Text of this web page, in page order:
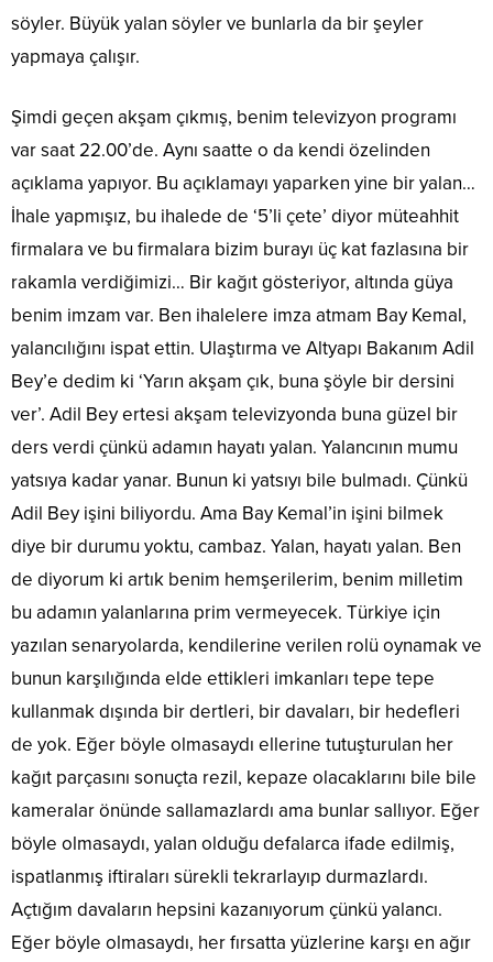
söyler. Büyük yalan söyler ve bunlarla da bir şeyler
yapmaya çalışır.
Şimdi geçen akşam çıkmış, benim televizyon programı
var saat 22.00’de. Aynı saatte o da kendi özelinden
açıklama yapıyor. Bu açıklamayı yaparken yine bir yalan…
İhale yapmışız, bu ihalede de ‘5’li çete’ diyor müteahhit
firmalara ve bu firmalara bizim burayı üç kat fazlasına bir
rakamla verdiğimizi… Bir kağıt gösteriyor, altında güya
benim imzam var. Ben ihalelere imza atmam Bay Kemal,
yalancılığını ispat ettin. Ulaştırma ve Altyapı Bakanım Adil
Bey’e dedim ki ‘Yarın akşam çık, buna şöyle bir dersini
ver’. Adil Bey ertesi akşam televizyonda buna güzel bir
ders verdi çünkü adamın hayatı yalan. Yalancının mumu
yatsıya kadar yanar. Bunun ki yatsıyı bile bulmadı. Çünkü
Adil Bey işini biliyordu. Ama Bay Kemal’in işini bilmek
diye bir durumu yoktu, cambaz. Yalan, hayatı yalan. Ben
de diyorum ki artık benim hemşerilerim, benim milletim
bu adamın yalanlarına prim vermeyecek. Türkiye için
yazılan senaryolarda, kendilerine verilen rolü oynamak ve
bunun karşılığında elde ettikleri imkanları tepe tepe
kullanmak dışında bir dertleri, bir davaları, bir hedefleri
de yok. Eğer böyle olmasaydı ellerine tutuşturulan her
kağıt parçasını sonuçta rezil, kepaze olacaklarını bile bile
kameralar önünde sallamazlardı ama bunlar sallıyor. Eğer
böyle olmasaydı, yalan olduğu defalarca ifade edilmiş,
ispatlanmış iftiraları sürekli tekrarlayıp durmazlardı.
Açtığım davaların hepsini kazanıyorum çünkü yalancı.
Eğer böyle olmasaydı, her fırsatta yüzlerine karşı en ağır